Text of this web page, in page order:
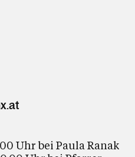
Uhr bei Paula Ranak